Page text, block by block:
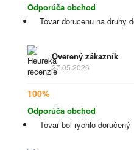
Odporúča obchod
Tovar dorucenu na druhy
Overený zákazník
27.05.2026
100%
Odporúča obchod
Tovar bol rýchlo doručený